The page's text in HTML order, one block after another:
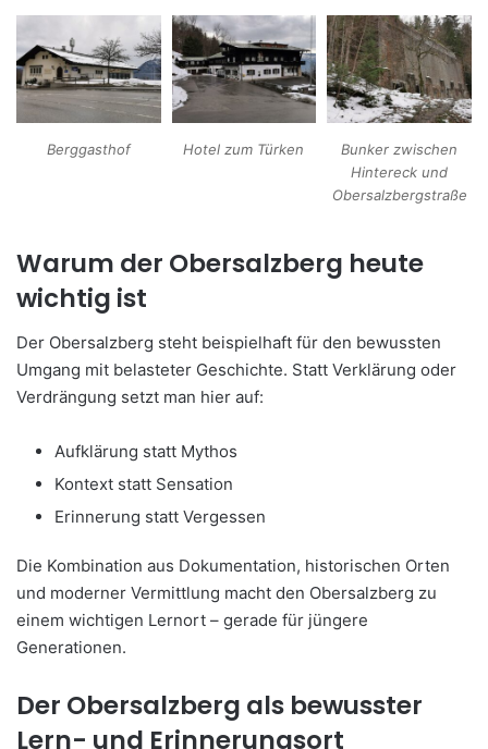
Berggasthof Hotel zum Türken
Bunker zwischen
Hintereck und
Obersalzbergstraße
Warum der Obersalzberg heute
wichtig ist
Der Obersalzberg steht beispielhaft für den bewussten
Umgang mit belasteter Geschichte. Statt Verklärung oder
Verdrängung setzt man hier auf:
Aufklärung statt Mythos
Kontext statt Sensation
Erinnerung statt Vergessen
Die Kombination aus Dokumentation, historischen Orten
und moderner Vermittlung macht den Obersalzberg zu
einem wichtigen Lernort – gerade für jüngere
Generationen.
Der Obersalzberg als bewusster
Lern- und Erinnerungsort